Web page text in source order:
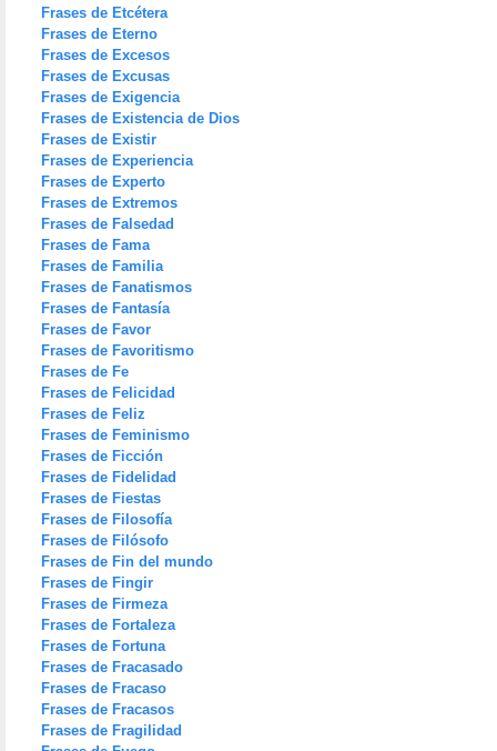
Frases de Etcétera
Frases de Eterno
Frases de Excesos
Frases de Excusas
Frases de Exigencia
Frases de Existencia de Dios
Frases de Existir
Frases de Experiencia
Frases de Experto
Frases de Extremos
Frases de Falsedad
Frases de Fama
Frases de Familia
Frases de Fanatismos
Frases de Fantasía
Frases de Favor
Frases de Favoritismo
Frases de Fe
Frases de Felicidad
Frases de Feliz
Frases de Feminismo
Frases de Ficción
Frases de Fidelidad
Frases de Fiestas
Frases de Filosofía
Frases de Filósofo
Frases de Fin del mundo
Frases de Fingir
Frases de Firmeza
Frases de Fortaleza
Frases de Fortuna
Frases de Fracasado
Frases de Fracaso
Frases de Fracasos
Frases de Fragilidad